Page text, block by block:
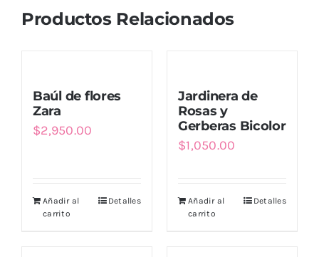
Productos Relacionados
Baúl de flores
Zara
$2,950.00
Añadir al
carrito
Detalles
Jardinera de
Rosas y
Gerberas Bicolor
$1,050.00
Añadir al
carrito
Detalles